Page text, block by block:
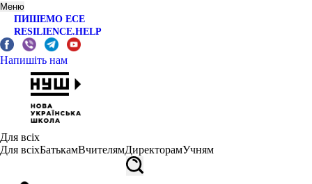
Меню
ПИШЕМО ЕСЕ
RESILIENCE.HELP
Напишіть нам
Для всіх
Для всіхБатькамВчителямДиректорамУчням